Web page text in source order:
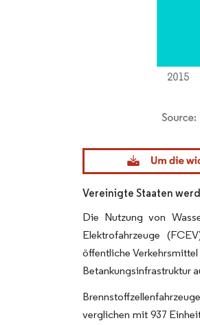
Bild © Mordor Intelligence.
Vereinigte Staaten
Die Nutzung von
Elektrofahrzeuge
öffentliche
Betankungsinfrastruktur
verglichen mit 937